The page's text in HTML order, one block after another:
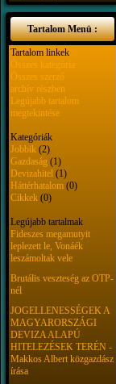
Tartalom Menü :
Tartalom linkek
Összes kategória
Összes szerző
archív részben
Legújabb tartalom
megtekintése
Kategóriák
Jobbik (2)
Gazdaság (1)
Devizahitel (1)
Háttérhatalom (0)
Cikkek (0)
Legújabb tartalmak
Fideszes megamutyit
leplezett le, Vonáék
leszámoltak vele
Brutális veszteség az OTP-
nél
JOGELLENESSÉGEK A
MAGYARORSZÁGI
DEVIZA ALAPÚ
HITELEZÉSEK TERÉN -
Makkos Albert közgazdász
írása